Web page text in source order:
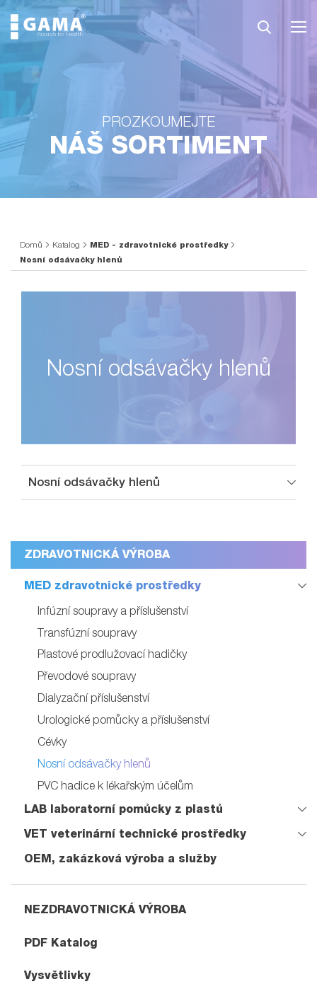
PROZKOUMEJTE
NÁŠ SORTIMENT
Domů Katalog
MED - zdravotnické prostředky
Nosní odsávačky hlenů
ZDRAVOTNICKÁ VÝROBA
MED zdravotnické prostředky
Infúzní soupravy a příslušenství
Transfúzní soupravy
Plastové prodlužovací hadičky
Převodové soupravy
Dialyzační příslušenství
Urologické pomůcky a příslušenství
Cévky
Nosní odsávačky hlenů
PVC hadice k lékařským účelům
LAB laboratorní pomůcky z plastů
VET veterinární technické prostředky
OEM, zakázková výroba a služby
NEZDRAVOTNICKÁ VÝROBA
PDF Katalog
Vysvětlivky
Nosní odsávačky hlenů
Nosní odsávačky hlenů